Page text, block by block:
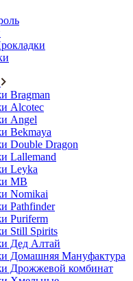
Bragman
Alcotec
Angel
Bekmaya
Double Dragon
Lallemand
Leyka
MB
Nomikai
Pathfinder
Puriferm
Still Spirits
Дед Алтай
Домашняя Мануфактура
Дрожжевой комбинат